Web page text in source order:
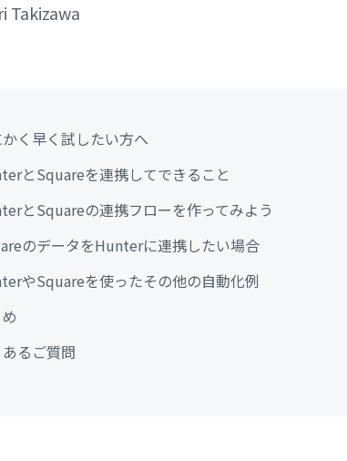
Takizawa
かく早く試したい方へ
とSquareを連携してできること
とSquareの連携フローを作ってみよう
のデータをHunterに連携したい場合
やSquareを使ったその他の自動化例
るご質問